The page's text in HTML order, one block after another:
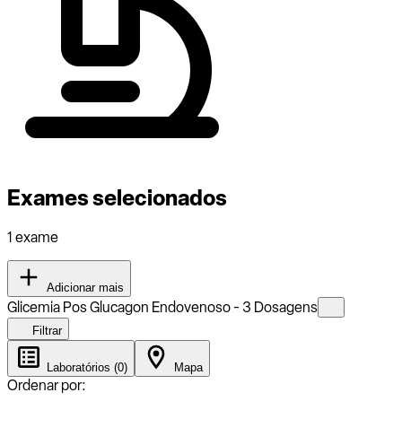
Exames selecionados
1 exame
Adicionar mais
Glicemia Pos Glucagon Endovenoso - 3 Dosagens
Filtrar
Laboratórios (0) Mapa
Ordenar por: